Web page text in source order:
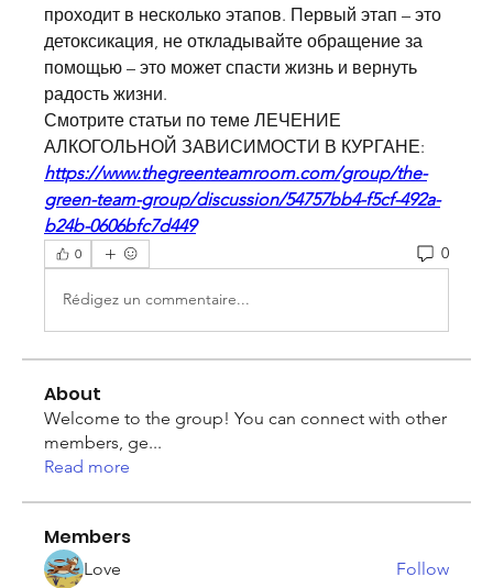
проходит в несколько этапов. Первый этап – это
детоксикация, не откладывайте обращение за
помощью – это может спасти жизнь и вернуть
радость жизни.
Смотрите статьи по теме ЛЕЧЕНИЕ
АЛКОГОЛЬНОЙ ЗАВИСИМОСТИ В КУРГАНЕ:
https://www.thegreenteamroom.com/group/the-
green-team-group/discussion/54757bb4-f5cf-492a-
b24b-0606bfc7d449
0 0
Rédigez un commentaire...
About
Welcome to the group! You can connect with other
members, ge...
Read more
Members
Love Follow